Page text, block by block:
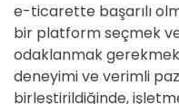
e-ticarette başarılı
bir platform seçmek
odaklanmak
deneyimi ve verimli
birleştirildiğinde,